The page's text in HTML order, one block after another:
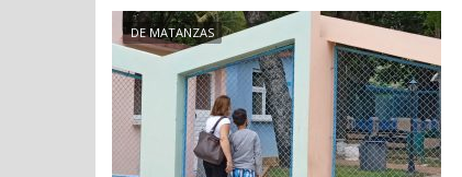
DE MATANZAS